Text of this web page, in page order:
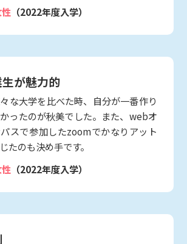
（2022年度入学）
が魅力的
な大学を比べた時、自分が一番作り
ったのが秋美でした。また、webオ
スで参加したzoomでかなりアット
たのも決め手です。
（2022年度入学）